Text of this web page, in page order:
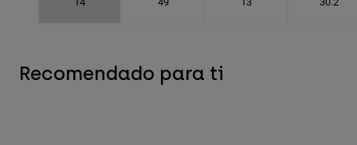
Recomendado para ti